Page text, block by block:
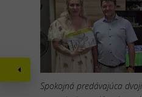
Spokojná predávajúca